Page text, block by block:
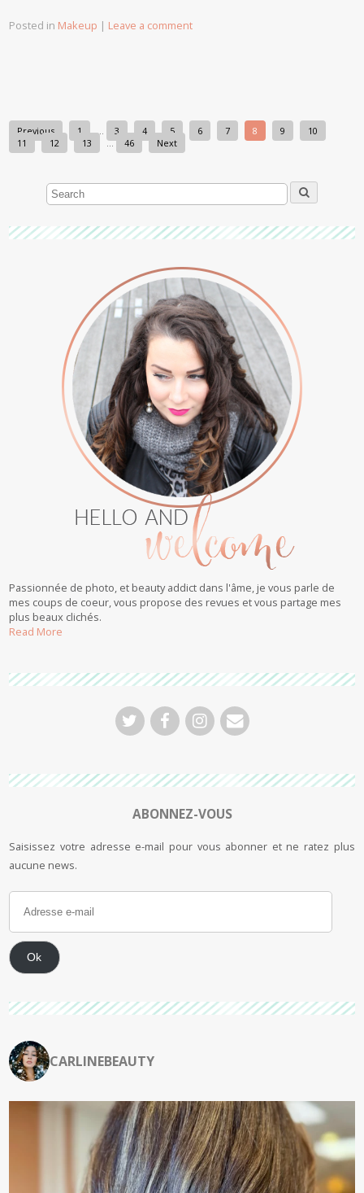
Posted in Makeup | Leave a comment
Previous 1 … 3 4 5 6 7 8 9
10
11
12 13 … 46 Next
Passionnée de photo, et beauty addict dans l'âme, je vous parle de
mes coups de coeur, vous propose des revues et vous partage mes
plus beaux clichés.
Read More
ABONNEZ-VOUS
Saisissez votre adresse e-mail pour vous abonner et ne ratez plus
aucune news.
Ok
CARLINEBEAUTY